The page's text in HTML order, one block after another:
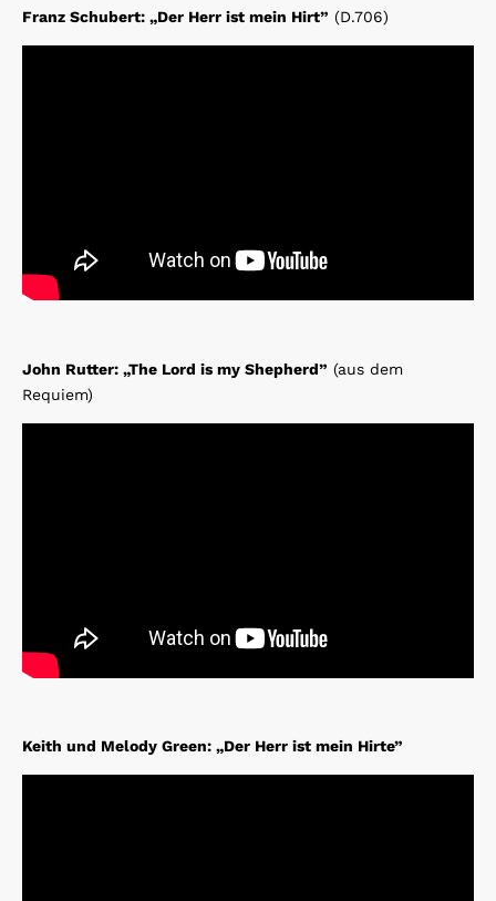
Franz Schubert: „Der Herr ist mein Hirt” (D.706)
John Rutter: „The Lord is my Shepherd” (aus dem
Requiem)
Keith und Melody Green: „Der Herr ist mein Hirte”